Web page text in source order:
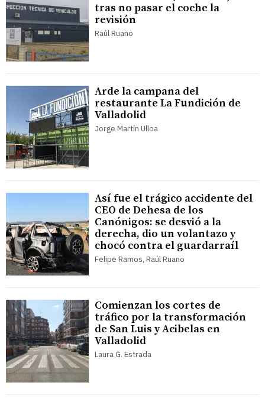
tras no pasar el coche la
revisión
Raúl Ruano
Arde la campana del
restaurante La Fundición de
Valladolid
Jorge Martín Ulloa
Así fue el trágico accidente del
CEO de Dehesa de los
Canónigos: se desvió a la
derecha, dio un volantazo y
chocó contra el guardarraíl
Felipe Ramos, Raúl Ruano
Comienzan los cortes de
tráfico por la transformación
de San Luis y Acibelas en
Valladolid
Laura G. Estrada